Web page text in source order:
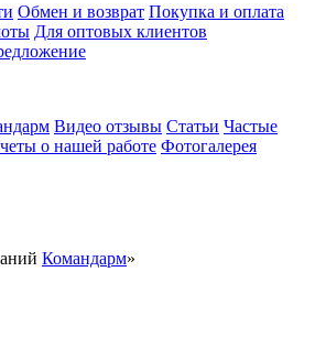
Обмен и возврат Покупка и оплата
Для оптовых клиентов
Видео отзывы Статьи Частые
о нашей работе Фотогалерея
Командарм»